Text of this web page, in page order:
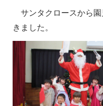
サンタクロースから園
きました。